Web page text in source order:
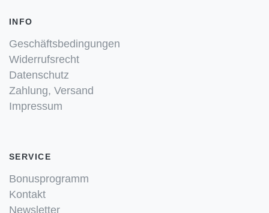
INFO
Geschäftsbedingungen
Widerrufsrecht
Datenschutz
Zahlung, Versand
Impressum
SERVICE
Bonusprogramm
Kontakt
Newsletter